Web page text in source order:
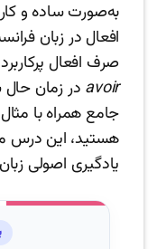
به‌صورت ساده و
افعال در زبان
صرف افعال
avoir در زمان حال
جامع همراه با
هستید، این درس
یادگیری اصولی